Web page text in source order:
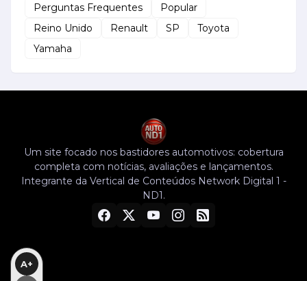
Perguntas Frequentes
Popular
Reino Unido
Renault SP
Toyota
Yamaha
Um site focado nos bastidores automotivos: cobertura
completa com notícias, avaliações e lançamentos.
Integrante da Vertical de Conteúdos Network Digital 1 -
ND1.
A+